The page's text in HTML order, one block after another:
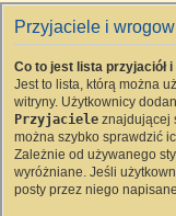
Przyjaciele i
Co to jest lista przyjaciół
Jest to lista, którą można
witryny. Użytkownicy
Przyjaciele znajdującej
można szybko sprawdzić
Zależnie od używanego
wyróżniane. Jeśli
posty przez niego